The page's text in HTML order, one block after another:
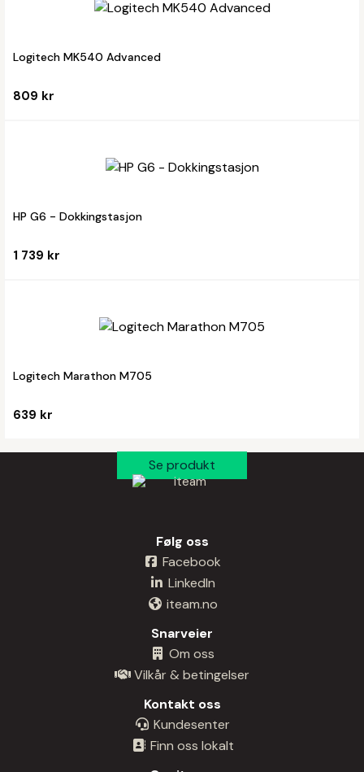
Logitech MK540 Advanced
809 kr
HP G6 - Dokkingstasjon
1 739 kr
Logitech Marathon M705
639 kr
Følg oss
Facebook
LinkedIn
iteam.no
Snarveier
Om oss
Vilkår & betingelser
Kontakt oss
Kundesenter
Finn oss lokalt